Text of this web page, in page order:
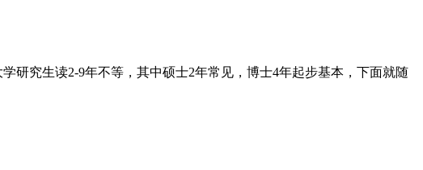
研究生读2-9年不等，其中硕士2年常见，博士4年起步基本，下面就随